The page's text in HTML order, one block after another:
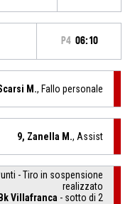
P4 06:10
M., Fallo personale
9, Zanella M., Assist
- Tiro in sospensione
realizzato
Villafranca - sotto di 2